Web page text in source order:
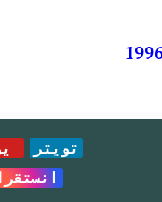
تويتر